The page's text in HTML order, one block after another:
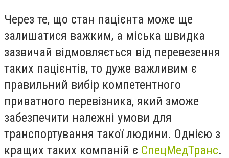
Через те, що стан пацієнта може ще
залишатися важким, а міська швидка
зазвичай відмовляється від перевезення
таких пацієнтів, то дуже важливим є
правильний вибір компетентного
приватного перевізника, який зможе
забезпечити належні умови для
транспортування такої людини. Однією з
кращих таких компаній є СпецМедТранс.